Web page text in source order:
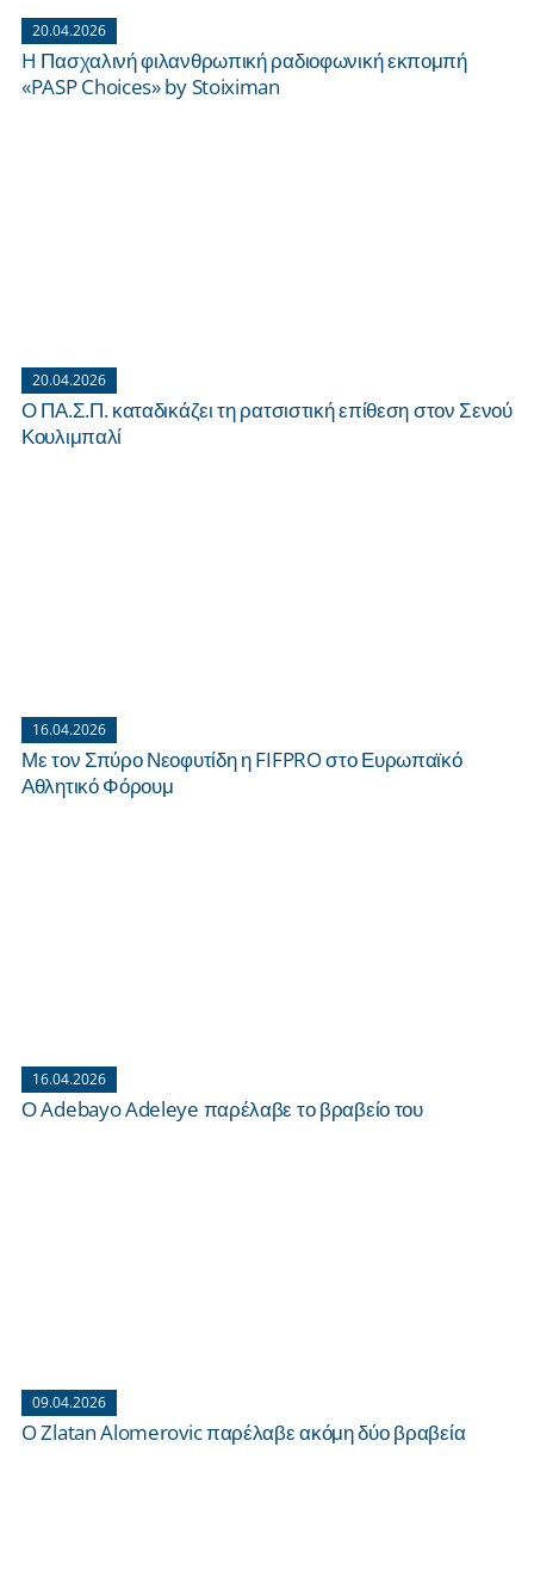
20.04.2026
H Πασχαλινή φιλανθρωπική ραδιοφωνική εκπομπή
«PASP Choices» by Stoiximan
20.04.2026
Ο ΠΑ.Σ.Π. καταδικάζει τη ρατσιστική επίθεση στον Σενού
Κουλιμπαλί
16.04.2026
Με τον Σπύρο Νεοφυτίδη η FIFPRO στο Ευρωπαϊκό
Αθλητικό Φόρουμ
16.04.2026
Ο Adebayo Adeleye παρέλαβε το βραβείο του
09.04.2026
O Zlatan Alomerovic παρέλαβε ακόμη δύο βραβεία